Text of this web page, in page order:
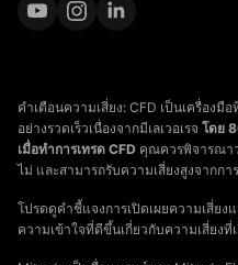
คำเตือนความเสี่ยง: CFD เป็นเครื่องมื
อย่างรวดเร็วเนื่องจากมีเลเวอเรจ โดย
เมื่อทำการเทรด CFD คุณควรพิจารณา
ไม่ และสามารถรับความเสี่ยงสูงจากก
โปรดดูคำชี้แจงการเปิดเผยความเสี่ยง
ความเข้าใจที่ดีขึ้นเกี่ยวกับความเสี่ยงที่